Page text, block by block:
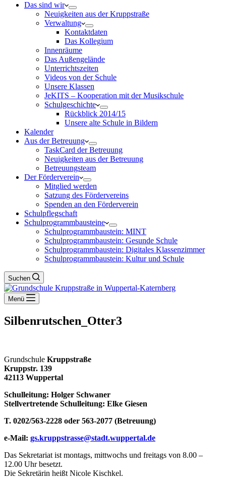
Das sind wir
Neuigkeiten aus der Kruppstraße
Verwaltung
Kontaktdaten
Das Kollegium
Innenräume
Das Außengelände
Unterrichtszeiten
Videos von der Schule
Unsere Klassen
JeKITS – Kooperation mit der Musikschule
Schulgeschichte
Rückblick 2014/15
Unsere alte Schule in Bildern
Kalender
Aus der Betreuung
TaskCard der Betreuung
Neuigkeiten aus der Betreuung
Betreuungsteam
Der Förderverein
Mitglied werden
Satzung des Fördervereins
Spenden an den Förderverein
Schulpflegschaft
Schulprogrammbausteine
Schulprogrammbaustein: MINT
Schulprogrammbaustein: Gesunde Schule
Schulprogrammbaustein: Digitales Klassenzimmer
Schulprogrammbaustein: Kultur und Schule
Suchen
Menü
Silbenrutschen_Otter3
Grundschule Kruppstraße
Kruppstr. 139
42113 Wuppertal
Schulleitung: Holger Schwaner
Stellvertretende Schulleitung: Elke Giesen
T. 0202/563-2228 oder 563-2077 (Betreuung)
e-Mail: gs.kruppstrasse@stadt.wuppertal.de
Das Sekretariat ist montags, mittwochs und freitags von 8.00 –
12.00 Uhr besetzt.
Die Sekretärin heißt Nicole Kischkel.